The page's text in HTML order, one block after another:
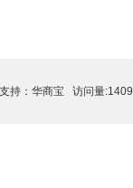
持： 华商宝 访问量